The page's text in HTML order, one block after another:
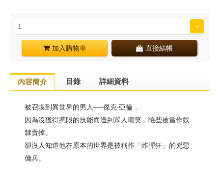
加入購物車 直接結帳
內容簡介 目錄 詳細資料
被召喚到異世界的男人──傑克‧亞倫，
因為沒獲得惹眼的技能而遭到眾人嘲笑，險些被當作奴
隸賣掉。
卻沒人知道他在原本的世界是被稱作「炸彈狂」的兇惡
傭兵。